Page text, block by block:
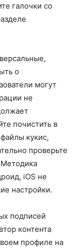
галочки со
о
могут
не
почистить в
кукис,
проверьте
Методика
iOS не
настройки.
подписей
контента
профиле на